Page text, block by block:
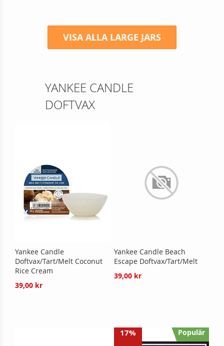
VISA ALLA LARGE JARS
YANKEE CANDLE
DOFTVAX
Yankee Candle
Doftvax/Tart/Melt Coconut
Rice Cream
39,00 kr
Yankee Candle Beach
Escape Doftvax/Tart/Melt
39,00 kr
17% Populär